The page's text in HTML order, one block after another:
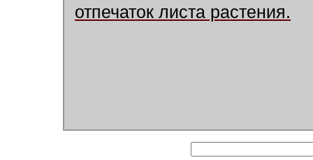
отпечаток листа растения.